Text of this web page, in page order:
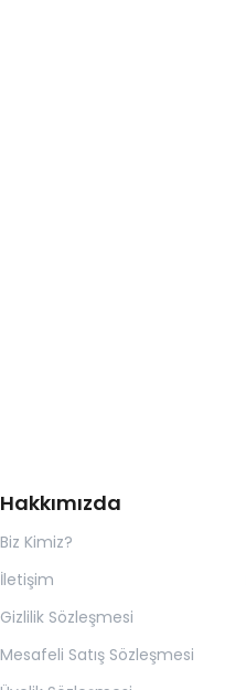
Hakkımızda
Biz Kimiz?
İletişim
Gizlilik Sözleşmesi
Mesafeli Satış Sözleşmesi